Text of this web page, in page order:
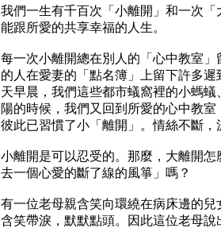
我們一生有千百次「小離開」和一次
能跟所愛的共享幸福的人生。
每一次小離開總在別人的「心中教室
的人在愛妻的「點名簿」上留下許多
天早晨，我們這些都市蟻窩裡的小螞
陽的時候，我們又回到所愛的心中教
彼此已習慣了小「離開」。情絲不斷
小離開是可以忍受的。那麼，大離開
去一個心愛的斷了線的風箏」嗎？
有一位老母親含笑向環繞在病床邊的
含笑帶淚，默默點頭。因此這位老母